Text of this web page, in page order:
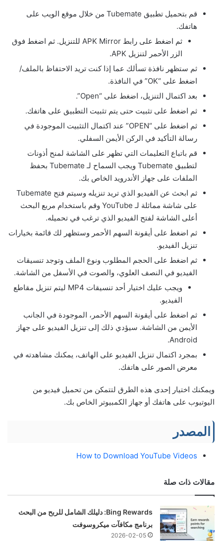
قم بتحميل تطبيق Tubemate من خلال موقع الويب على
هاتفك.
ثم اضغط على رابط APK Mirror للتنزيل. ثم اضغط فوق
الزر الأحمر لتنزيل APK.
ثم ستظهر نافذة تسألك عما إذا كنت تريد الاحتفاظ بالملف/
اضغط على “OK” في النافذة.
بعد اكتمال التنزيل، اضغط على “Open”.
ثم اضغط على تثبيت حتى يتم تثبيت التطبيق على هاتفك.
ثم اضغط على “OPEN” عند اكتمال التثبيت الموجودة في
رسالة التأكيد في الركن الأيمن السفلي.
قم باتباع التعليمات التي تظهر على الشاشة لمنح أذونات
لتطبيق Tubemate ويجب السماح لـ Tubemate بحفظ
الملفات على جهاز الأندرويد الخاص بك.
ثم ابحث عن الفيديو الذي تريد تنزيله وسيتم فتح Tubemate
على شاشة مماثلة لـ YouTube وقم باستخدام مربع البحث
أعلى الشاشة لفتح الفيديو الذي ترغب في تحميله.
ثم اضغط على أيقونة السهم الأحمر وستظهر لك قائمة بخيارات
تنزيل الفيديو.
ثم اضغط على الحجم المطلوب ونوع الملف وتوجد تنسيقات
الفيديو في النصف العلوي، والصوت في الأسفل من الشاشة.
ويجب عليك اختيار أحد تنسيقات MP4 ليتم تنزيل مقاطع
الفيديو.
ثم اضغط على أيقونة السهم الأحمر، الموجودة في الجانب
الأيمن من الشاشة. سيؤدي ذلك إلى تنزيل الفيديو على جهاز
Android.
بمجرد اكتمال تنزيل الفيديو على الهاتف، يمكنك مشاهدته في
معرض الصور على هاتفك.
ويمكنك اختيار إحدى هذه الطرق لتتمكن من تحميل فيديو من
اليوتيوب على هاتفك أو جهاز الكمبيوتر الخاص بك.
المصدر
How to Download YouTube Videos
مقالات ذات صلة
Bing Rewards: دليلك الشامل للربح من البحث
برنامج مكافآت ميكروسوفت
2026-02-05